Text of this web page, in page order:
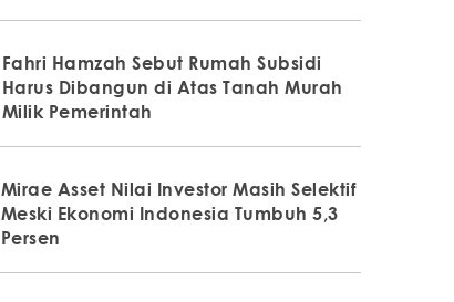
Fahri Hamzah Sebut Rumah Subsidi
Harus Dibangun di Atas Tanah Murah
Milik Pemerintah
Mirae Asset Nilai Investor Masih Selektif
Meski Ekonomi Indonesia Tumbuh 5,3
Persen